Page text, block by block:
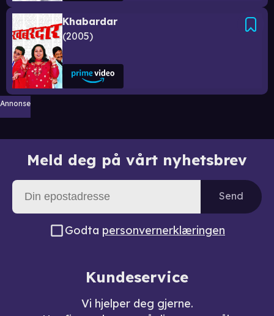
Khabardar
2005
Annonse
Meld deg på vårt nyhetsbrev
Send
Godta personvernerklæringen
Kundeservice
Vi hjelper deg gjerne.